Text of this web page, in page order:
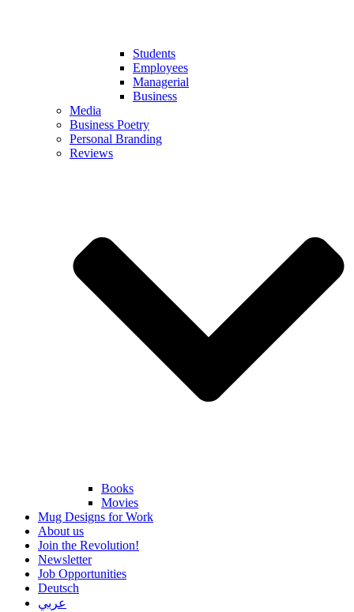
Students
Employees
Managerial
Business
Media
Business Poetry
Personal Branding
Reviews
Books
Movies
Mug Designs for Work
About us
Join the Revolution!
Newsletter
Job Opportunities
Deutsch
عربي